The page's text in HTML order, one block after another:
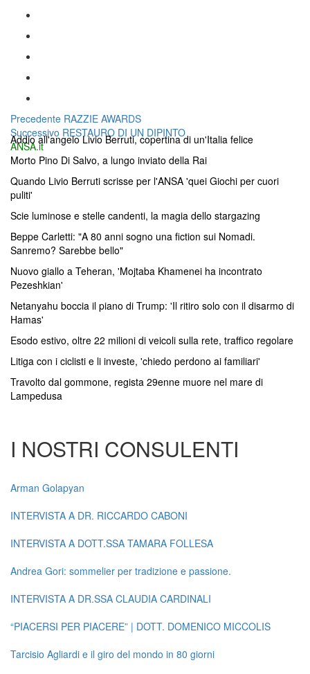
Navigazione
articoli
Precedente Articolo
precedente:
RAZZIE AWARDS
Successivo Articolo
successivo:
RESTAURO DI UN DIPINTO
ANSA.it
Addio all'angelo Livio Berruti, copertina di un'Italia felice
Morto Pino Di Salvo, a lungo inviato della Rai
Quando Livio Berruti scrisse per l'ANSA 'quei Giochi per cuori
puliti'
Scie luminose e stelle candenti, la magia dello stargazing
Beppe Carletti: "A 80 anni sogno una fiction sui Nomadi.
Sanremo? Sarebbe bello"
Nuovo giallo a Teheran, 'Mojtaba Khamenei ha incontrato
Pezeshkian'
Netanyahu boccia il piano di Trump: 'Il ritiro solo con il disarmo di
Hamas'
Esodo estivo, oltre 22 milioni di veicoli sulla rete, traffico regolare
Litiga con i ciclisti e li investe, 'chiedo perdono ai familiari'
Travolto dal gommone, regista 29enne muore nel mare di
Lampedusa
I NOSTRI CONSULENTI
Arman Golapyan
INTERVISTA A DR. RICCARDO CABONI
INTERVISTA A DOTT.SSA TAMARA FOLLESA
Andrea Gori: sommelier per tradizione e passione.
INTERVISTA A DR.SSA CLAUDIA CARDINALI
“PIACERSI PER PIACERE” | DOTT. DOMENICO MICCOLIS
Tarcisio Agliardi e il giro del mondo in 80 giorni